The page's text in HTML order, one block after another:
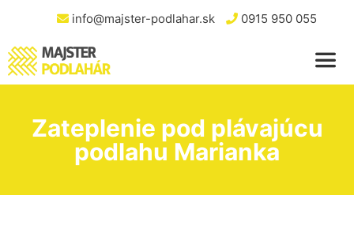
info@majster-podlahar.sk 0915 950 055
Zateplenie pod plávajúcu
podlahu Marianka